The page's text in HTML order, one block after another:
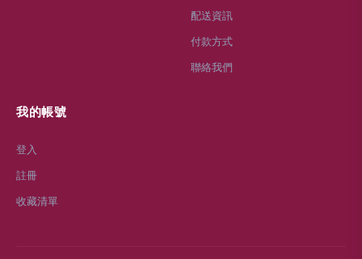
配送資訊
付款方式
聯絡我們
我的帳號
登入
註冊
收藏清單